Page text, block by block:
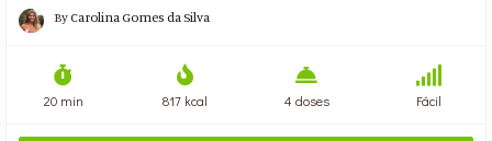
ByCarolina Gomes da Silva
20 min 817 kcal 4 doses Fácil